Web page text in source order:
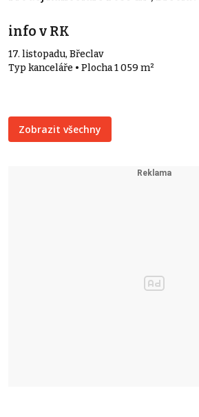
info v RK
17. listopadu, Břeclav
Typ kanceláře • Plocha 1 059 m²
Zobrazit všechny